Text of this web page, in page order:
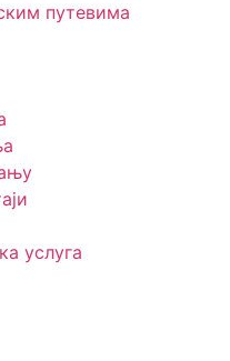
путевима
услуга